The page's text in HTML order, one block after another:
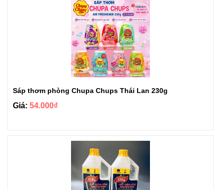
Sáp thơm phòng Chupa Chups Thái Lan 230g
Giá: 54.000₫